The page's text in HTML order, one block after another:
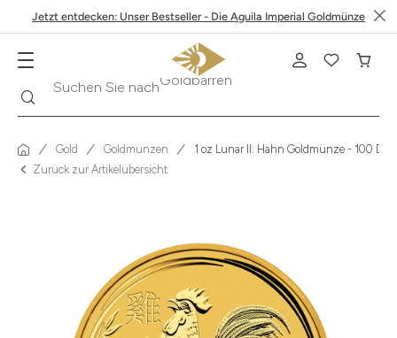
Jetzt entdecken: Unser Bestseller - Die Aguila Imperial Goldmünze
Suchen Sie nachKrügerrand
Gold Goldmünzen
1 oz Lunar II: Hahn Goldmünze - 100
Zurück zur Artikelübersicht